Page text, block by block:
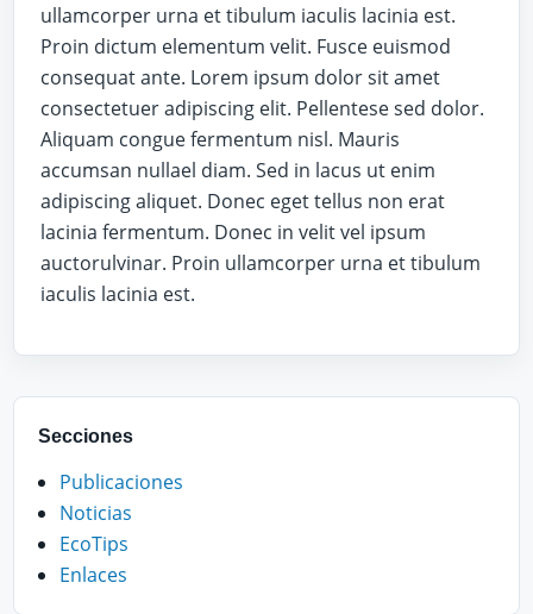
ullamcorper urna et tibulum iaculis lacinia est.
Proin dictum elementum velit. Fusce euismod
consequat ante. Lorem ipsum dolor sit amet
consectetuer adipiscing elit. Pellentese sed dolor.
Aliquam congue fermentum nisl. Mauris
accumsan nullael diam. Sed in lacus ut enim
adipiscing aliquet. Donec eget tellus non erat
lacinia fermentum. Donec in velit vel ipsum
auctorulvinar. Proin ullamcorper urna et tibulum
iaculis lacinia est.
Secciones
Publicaciones
Noticias
EcoTips
Enlaces